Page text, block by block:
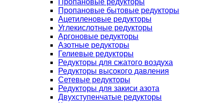
Пропановые редукторы
Пропановые бытовые редукторы
Ацетиленовые редукторы
Углекислотные редукторы
Аргоновые редукторы
Азотные редукторы
Гелиевые редукторы
Редукторы для сжатого воздуха
Редукторы высокого давления
Сетевые редукторы
Редукторы для закиси азота
Двухступенчатые редукторы